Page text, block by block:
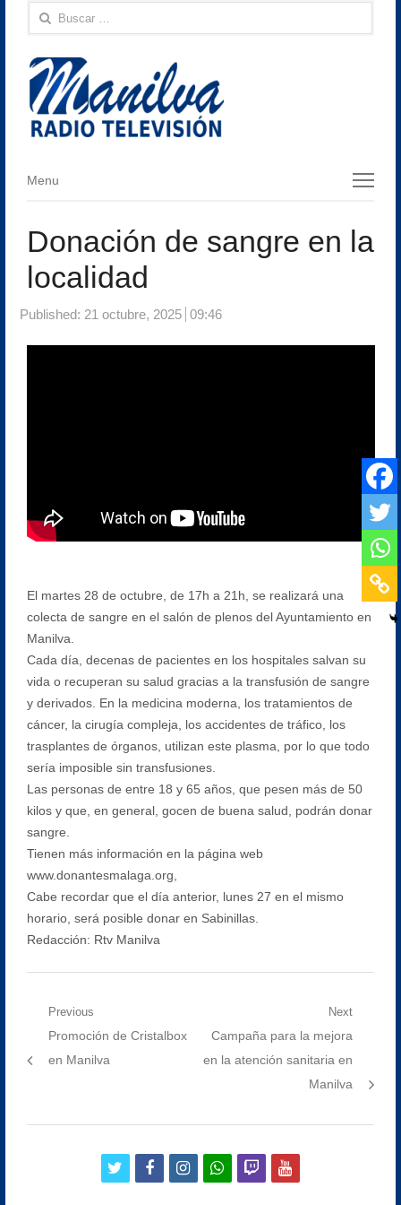
Buscar:
Menu
Menu
Donación de sangre en la
localidad
Published: 21 octubre, 2025 09:46
El martes 28 de octubre, de 17h a 21h, se realizará una
colecta de sangre en el salón de plenos del Ayuntamiento en
Manilva.
Cada día, decenas de pacientes en los hospitales salvan su
vida o recuperan su salud gracias a la transfusión de sangre
y derivados. En la medicina moderna, los tratamientos de
cáncer, la cirugía compleja, los accidentes de tráfico, los
trasplantes de órganos, utilizan este plasma, por lo que todo
sería imposible sin transfusiones.
Las personas de entre 18 y 65 años, que pesen más de 50
kilos y que, en general, gocen de buena salud, podrán donar
sangre.
Tienen más información en la página web
www.donantesmalaga.org,
Cabe recordar que el día anterior, lunes 27 en el mismo
horario, será posible donar en Sabinillas.
Redacción: Rtv Manilva
Navegación
Previous
Previous
post:
Promoción de Cristalbox
en Manilva
Next
Next
post:
Campaña para la mejora
en la atención sanitaria en
Manilva
twitterfacebookinstagramwhatsapp
twitchyoutube